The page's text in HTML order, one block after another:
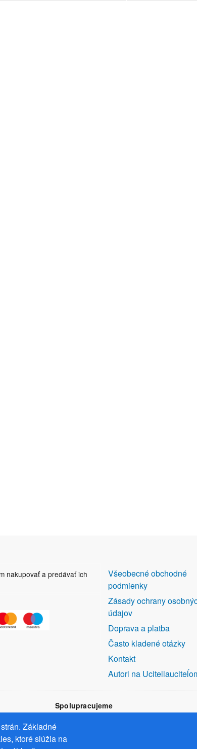
nakupovať a predávať ich
Základné
ktoré slúžia na
DALŠÍ
ODKAZY
Všeobecné obchodné
podmienky
Zásady ochrany
údajov
Doprava a platba
Často kladené otázky
Kontakt
Autori na
Spolupracujeme